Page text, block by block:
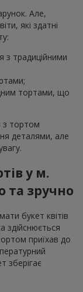
Але,
які здатні
з традиційними
тортами, що
з тортом
деталями, але
у м.
зручно
букет квітів
здійснюється
приїхав до
зберігає